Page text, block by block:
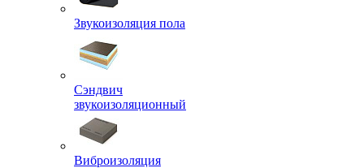
Звукоизоляция пола
Сэндвич
звукоизоляционный
Виброизоляция